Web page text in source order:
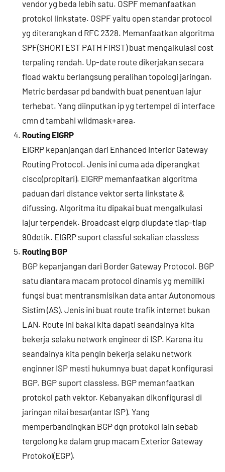
vendor yg beda lebih satu. OSPF memanfaatkan
protokol linkstate. OSPF yaitu open standar protocol
yg diterangkan d RFC 2328. Memanfaatkan algoritma
SPF(SHORTEST PATH FIRST) buat mengalkulasi cost
terpaling rendah. Up-date route dikerjakan secara
fload waktu berlangsung peralihan topologi jaringan.
Metric berdasar pd bandwith buat penentuan lajur
terhebat. Yang diinputkan ip yg tertempel di interface
cmn d tambahi wildmask+area.
Routing EIGRP
EIGRP kepanjangan dari Enhanced Interior Gateway
Routing Protocol. Jenis ini cuma ada diperangkat
cisco(propitari). EIGRP memanfaatkan algoritma
paduan dari distance vektor serta linkstate &
difussing. Algoritma itu dipakai buat mengalkulasi
lajur terpendek. Broadcast eigrp diupdate tiap-tiap
90detik. EIGRP suport classful sekalian classless
Routing BGP
BGP kepanjangan dari Border Gateway Protocol. BGP
satu diantara macam protocol dinamis yg memiliki
fungsi buat mentransmisikan data antar Autonomous
Sistim (AS). Jenis ini buat route trafik internet bukan
LAN. Route ini bakal kita dapati seandainya kita
bekerja selaku network engineer di ISP. Karena itu
seandainya kita pengin bekerja selaku network
enginner ISP mesti hukumnya buat dapat konfigurasi
BGP. BGP suport classless. BGP memanfaatkan
protokol path vektor. Kebanyakan dikonfigurasi di
jaringan nilai besar(antar ISP). Yang
memperbandingkan BGP dgn protokol lain sebab
tergolong ke dalam grup macam Exterior Gateway
Protokol(EGP).